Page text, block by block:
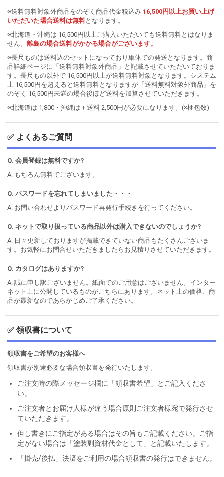
※送料無料対象外商品をのぞく商品代金税込み 16,500円以上お買い上げ
いただいた場合送料は無料となります。
※北海道・沖縄は 16,500円以上ご購入いただいても送料無料とはなりま
せん。 離島の場合送料がかかる場合がございます。
※長尺ものは送料込のセットになっており単体での発送となります。商
品詳細ページに「送料無料対象外商品」と記載させていただいておりま
す。長尺もの以外で 16,500円以上が送料無料対象となります。システム
上 16,500円を超えると送料無料となりますが「送料無料対象外商品」を
のぞく 16,500円未満の場合後ほど送料を加算させていただきます。
※北海道は 1,800・沖縄は＋送料 2,500円が必要になります。(×梱包数)
✅ よくあるご質問
Q. 会員登録は無料ですか?
A. もちろん無料でございます。
Q. パスワードを忘れてしまいました・・・
A. お問い合わせよりパスワード再発行手続きを行ってください。
Q. ネットで取り扱っている商品以外は購入できないのでしょうか?
A. 日々更新しておりますが掲載できていない商品もたくさんございま
す。お気軽にお問合せいただきましたらお見積りさせていただきます。
Q. カタログはありますか?
A. 誠に申し訳ございません。紙面でのご用意はございません。インター
ネット上に公開しているものがこちらにあります。ネット上の価格、商
品が最新なのであらかじめご了承ください。
✅ 領収書について
領収書をご希望のお客様へ
領収書が別途必要な場合領収書を発行いたします。
ご注文時の際メッセージ欄に「領収書希望」とご記入くださ
い。
ご注文者とお届け人様が違う場合原則ご注文者様宛で発行させ
ていただきます。
但し書きにご指定がある場合はその旨もご記載ください。ご指
定がない場合は「塗装副資材代金として」と記載いたします。
「掛売/後払」決済をご利用の場合領収書の発行はできません。